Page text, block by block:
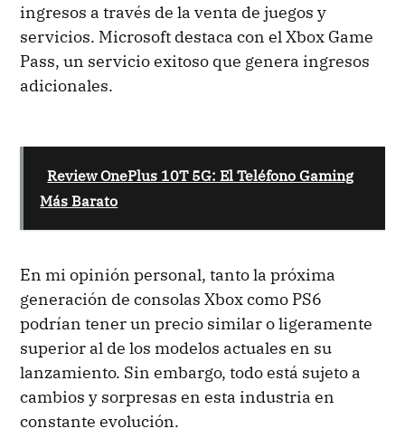
ingresos a través de la venta de juegos y
servicios. Microsoft destaca con el Xbox Game
Pass, un servicio exitoso que genera ingresos
adicionales.
Review OnePlus 10T 5G: El Teléfono Gaming
Más Barato
En mi opinión personal, tanto la próxima
generación de consolas Xbox como PS6
podrían tener un precio similar o ligeramente
superior al de los modelos actuales en su
lanzamiento. Sin embargo, todo está sujeto a
cambios y sorpresas en esta industria en
constante evolución.